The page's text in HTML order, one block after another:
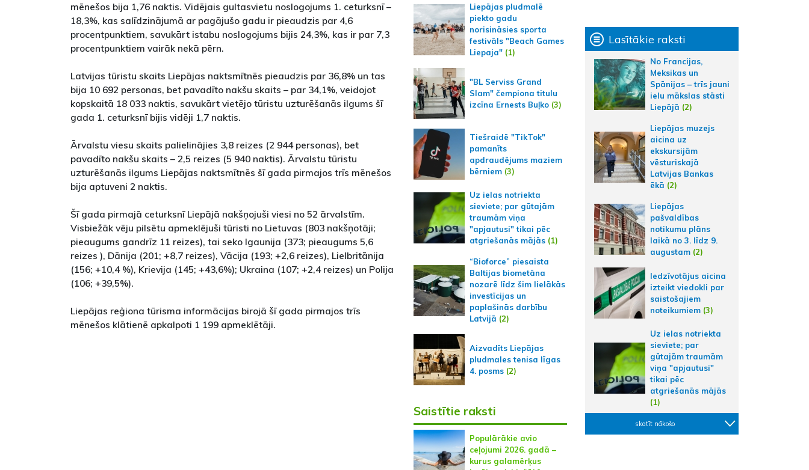
mēnešos bija 1,76 naktis. Vidējais gultasvietu noslogojums 1. ceturksnī –
18,3%, kas salīdzinājumā ar pagājušo gadu ir pieaudzis par 4,6
procentpunktiem, savukārt istabu noslogojums bijis 24,3%, kas ir par 7,3
procentpunktiem vairāk nekā pērn.
Latvijas tūristu skaits Liepājas naktsmītnēs pieaudzis par 36,8% un tas
bija 10 692 personas, bet pavadīto nakšu skaits – par 34,1%, veidojot
kopskaitā 18 033 naktis, savukārt vietējo tūristu uzturēšanās ilgums šī
gada 1. ceturksnī bijis vidēji 1,7 naktis.
Ārvalstu viesu skaits palielinājies 3,8 reizes (2 944 personas), bet
pavadīto nakšu skaits – 2,5 reizes (5 940 naktis). Ārvalstu tūristu
uzturēšanās ilgums Liepājas naktsmītnēs šī gada pirmajos trīs mēnešos
bija aptuveni 2 naktis.
Šī gada pirmajā ceturksnī Liepājā nakšņojuši viesi no 52 ārvalstīm.
Visbiežāk vēju pilsētu apmeklējuši tūristi no Lietuvas (803 nakšņotāji;
pieaugums gandrīz 11 reizes), tai seko Igaunija (373; pieaugums 5,6
reizes ), Dānija (201; +8,7 reizes), Vācija (193; +2,6 reizes), Lielbritānija
(156; +10,4 %), Krievija (145; +43,6%); Ukraina (107; +2,4 reizes) un Polija
(106; +39,5%).
Liepājas reģiona tūrisma informācijas birojā šī gada pirmajos trīs
mēnešos klātienē apkalpoti 1 199 apmeklētāji.
Liepājas pludmalē
piekto gadu
norisināsies sporta
festivāls "Beach Games
Liepaja"(1)
"BL Serviss Grand
Slam" čempiona titulu
izcīna Ernests Buļko(3)
Tiešraidē "TikTok"
pamanīts
apdraudējums maziem
bērniem(3)
Uz ielas notriekta
sieviete; par gūtajām
traumām viņa
"apjautusi" tikai pēc
atgriešanās mājās(1)
“Bioforce” piesaista
Baltijas biometāna
nozarē līdz šim lielākās
investīcijas un
paplašinās darbību
Latvijā (2)
Aizvadīts Liepājas
pludmales tenisa līgas
4. posms(2)
Saistītie raksti
Populārākie avio
ceļojumi 2026. gadā –
kurus galamērķus
Lasītākie raksti
No Francijas,
Meksikas un
Spānijas – trīs jauni
ielu mākslas stāsti
Liepājā (2)
Liepājas muzejs
aicina uz
ekskursijām
vēsturiskajā
Latvijas Bankas
ēkā (2)
Liepājas
pašvaldības
notikumu plāns
laikā no 3. līdz 9.
augustam (2)
Iedzīvotājus aicina
izteikt viedokli par
saistošajiem
noteikumiem (3)
Uz ielas notriekta
sieviete; par
gūtajām traumām
viņa "apjautusi"
tikai pēc
atgriešanās mājās
(1)
skatīt nākošo